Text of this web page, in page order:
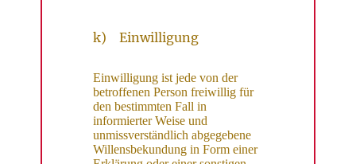
k) Einwilligung
Einwilligung ist jede von der
betroffenen Person freiwillig für
den bestimmten Fall in
informierter Weise und
unmissverständlich abgegebene
Willensbekundung in Form einer